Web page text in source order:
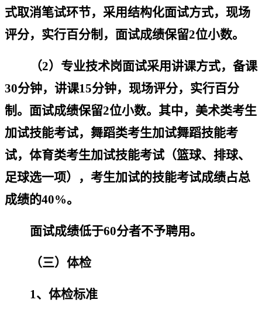
式取消笔试环节，采用结构化面试方式，现场
评分，实行百分制，面试成绩保留2位小数。
（2）专业技术岗面试采用讲课方式，备课
30分钟，讲课15分钟， 现场评分，实行百分
制。面试成绩保留2位小数。其中，美术类考生
加试技能考试，舞蹈类考生加试舞蹈技能考
试， 体育类考生加试技能考试（篮球、排球、
足球选一项）， 考生加试的技能考试成绩占总
成绩的40%。
面试成绩低于60分者不予聘用。
（三）体检
1、体检标准